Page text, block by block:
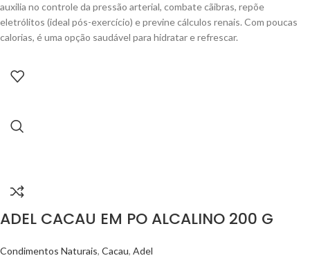
auxilia no controle da pressão arterial, combate cãibras, repõe
eletrólitos (ideal pós-exercício) e previne cálculos renais. Com poucas
calorias, é uma opção saudável para hidratar e refrescar.
ADEL CACAU EM PO ALCALINO 200 G
Condimentos Naturais, Cacau, Adel